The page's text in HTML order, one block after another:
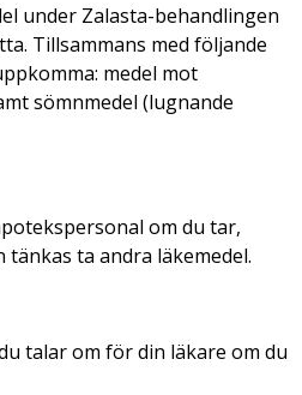
under Zalasta-behandlingen
Tillsammans med följande
medel mot
sömnmedel (lugnande
om du tar,
ta andra läkemedel.
talar om för din läkare om du